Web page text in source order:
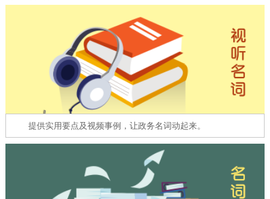
参与调查 在线访谈 图说互动
走进北京
北京概况 十六区概览
绿色北京 图说北京 视频北京
提供实用要点及视频事例，让政务名词动起来。